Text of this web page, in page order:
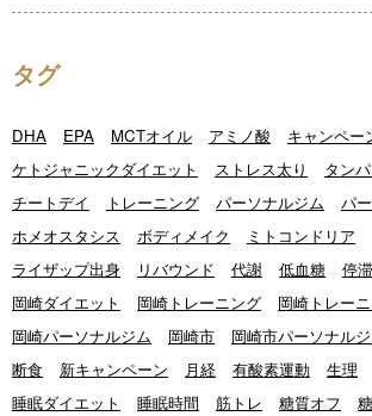
タグ
DHA EPA MCTオイル アミノ酸 キャンペー
ケトジャニックダイエット
ストレス太り タン
チートデイ
トレーニング パーソナルジム
パ
ホメオスタシス
ボディメイク ミトコンドリア
ライザップ出身
リバウンド 代謝 低血糖 停
岡崎ダイエット
岡崎トレーニング
岡崎トレー
岡崎パーソナルジム
岡崎市 岡崎市パーソナル
断食
新キャンペーン 月経 有酸素運動 生理
睡眠ダイエット
睡眠時間 筋トレ 糖質オフ